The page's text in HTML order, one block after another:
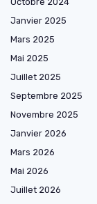
Janvier 2025
Mars 2025
Mai 2025
Juillet 2025
Septembre 2025
Novembre 2025
Janvier 2026
Mars 2026
Mai 2026
Juillet 2026